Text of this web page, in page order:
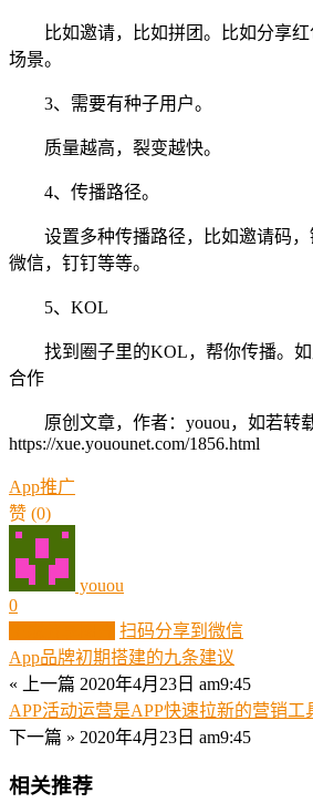
比如邀请，比如拼团。比如分享
场景。
3、需要有种子用户。
质量越高，裂变越快。
4、传播路径。
设置多种传播路径，比如邀请码，
微信，钉钉等等。
5、KOL
找到圈子里的KOL，帮你传播。
合作
原创文章，作者：youou，如若转
https://xue.youounet.com/1856.html
App推广
赞 (0)
youou
0
扫码分享到微信
App品牌初期搭建的九条建议
« 上一篇 2020年4月23日 am9:45
APP活动运营是APP快速拉新的营销工
下一篇 » 2020年4月23日 am9:45
相关推荐